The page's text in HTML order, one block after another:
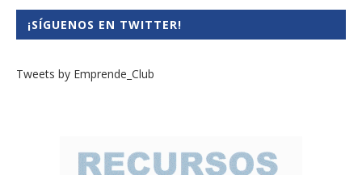
¡SÍGUENOS EN TWITTER!
Tweets by Emprende_Club